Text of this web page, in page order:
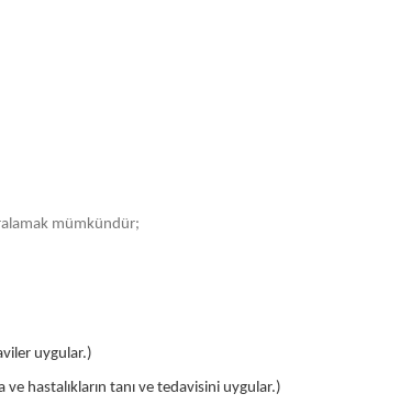
mümkündür;
uygular.)
hastalıkların tanı ve tedavisini uygular.)